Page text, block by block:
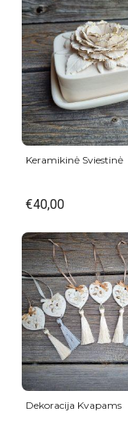
Keramikinė Sviestinė
€40,00
Dekoracija Kvapams